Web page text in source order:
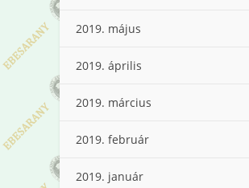
2019. május
2019. április
2019. március
2019. február
2019. január